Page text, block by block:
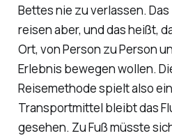
Bettes nie zu verlassen.
reisen aber, und das heißt,
Ort, von Person zu Person
Erlebnis bewegen wollen.
Reisemethode spielt also
Transportmittel bleibt das
gesehen. Zu Fuß müsste